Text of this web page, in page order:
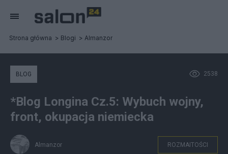
Strona główna Blogi Almanzor
2538
BLOG
*Blog Longina Cz.5: Wybuch wojny,
front, okupacja niemiecka
Almanzor ROZMAITOŚCI